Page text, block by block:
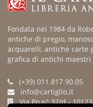
Fondata nel 1984 da
antiche di pregio,
acquarelli, antiche carte
grafica di antichi
(+39) 011.817.90.05
info@cartiglio.it
Via Po n° 32/d - 10123